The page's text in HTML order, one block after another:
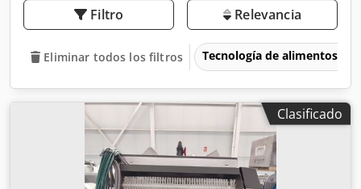
Filtro Relevancia
Eliminar todos los filtros Tecnología de alimentos
Clasificado